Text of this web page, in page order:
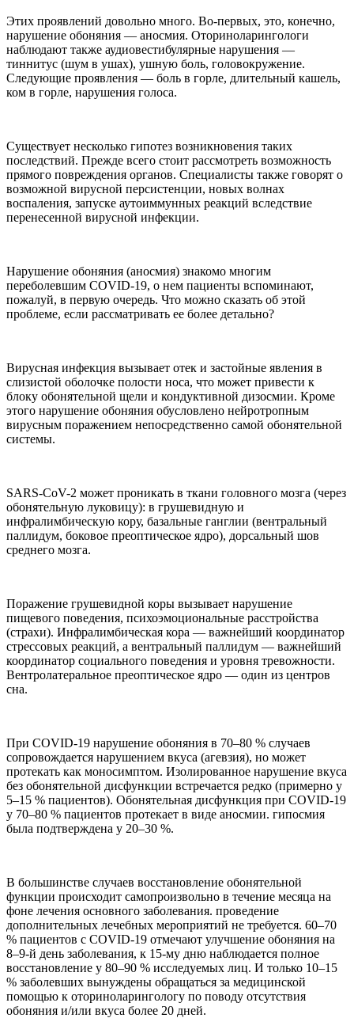
Этих проявлений довольно много. Во-первых, это, конечно,
нарушение обоняния — аносмия. Оториноларингологи
наблюдают также аудиовестибулярные нарушения —
тиннитус (шум в ушах), ушную боль, головокружение.
Следующие проявления — боль в горле, длительный кашель,
ком в горле, нарушения голоса.
Существует несколько гипотез возникновения таких
последствий. Прежде всего стоит рассмотреть возможность
прямого повреждения органов. Специалисты также говорят о
возможной вирусной персистенции, новых волнах
воспаления, запуске аутоиммунных реакций вследствие
перенесенной вирусной инфекции.
Нарушение обоняния (аносмия) знакомо многим
переболевшим COVID-19, о нем пациенты вспоминают,
пожалуй, в первую очередь. Что можно сказать об этой
проблеме, если рассматривать ее более детально?
Вирусная инфекция вызывает отек и застойные явления в
слизистой оболочке полости носа, что может привести к
блоку обонятельной щели и кондуктивной дизосмии. Кроме
этого нарушение обоняния обусловлено нейротропным
вирусным поражением непосредственно самой обонятельной
системы.
SARS-CoV-2 может проникать в ткани головного мозга (через
обонятельную луковицу): в грушевидную и
инфралимбическую кору, базальные ганглии (вентральный
паллидум, боковое преоптическое ядро), дорсальный шов
среднего мозга.
Поражение грушевидной коры вызывает нарушение
пищевого поведения, психоэмоциональные расстройства
(страхи). Инфралимбическая кора — важнейший координатор
стрессовых реакций, а вентральный паллидум — важнейший
координатор социального поведения и уровня тревожности.
Вентролатеральное преоптическое ядро — один из центров
сна.
При COVID-19 нарушение обоняния в 70–80 % случаев
сопровождается нарушением вкуса (агевзия), но может
протекать как моносимптом. Изолированное нарушение вкуса
без обонятельной дисфункции встречается редко (примерно у
5–15 % пациентов). Обонятельная дисфункция при COVID-19
у 70–80 % пациентов протекает в виде аносмии. гипосмия
была подтверждена у 20–30 %.
В большинстве случаев восстановление обонятельной
функции происходит самопроизвольно в течение месяца на
фоне лечения основного заболевания. проведение
дополнительных лечебных мероприятий не требуется. 60–70
% пациентов с COVID-19 отмечают улучшение обоняния на
8–9-й день заболевания, к 15-му дню наблюдается полное
восстановление у 80–90 % исследуемых лиц. И только 10–15
% заболевших вынуждены обращаться за медицинской
помощью к оториноларингологу по поводу отсутствия
обоняния и/или вкуса более 20 дней.